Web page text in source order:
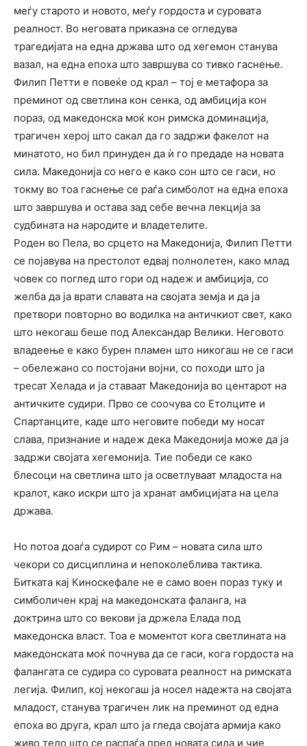
меѓу старото и новото, меѓу гордоста и суровата
реалност. Во неговата приказна се огледува
трагедијата на една држава што од хегемон станува
вазал, на една епоха што завршува со тивко гаснење.
Филип Петти е повеќе од крал – тој е метафора за
преминот од светлина кон сенка, од амбиција кон
пораз, од македонска моќ кон римска доминација,
трагичен херој што сакал да го задржи факелот на
минатото, но бил принуден да ѝ го предаде на новата
сила. Македонија со него е како сон што се гаси, но
токму во тоа гаснење се раѓа симболот на една епоха
што завршува и остава зад себе вечна лекција за
судбината на народите и владетелите.
Роден во Пела, во срцето на Македонија, Филип Петти
се појавува на престолот едвај полнолетен, како млад
човек со поглед што гори од надеж и амбиција, со
желба да ја врати славата на својата земја и да ја
претвори повторно во водилка на античкиот свет, како
што некогаш беше под Александар Велики. Неговото
владеење е како бурен пламен што никогаш не се гаси
– обележано со постојани војни, со походи што ја
тресат Хелада и ја ставаат Македонија во центарот на
античките судири. Прво се соочува со Етолците и
Спартанците, каде што неговите победи му носат
слава, признание и надеж дека Македонија може да ја
задржи својата хегемонија. Тие победи се како
блесоци на светлина што ја осветлуваат младоста на
кралот, како искри што ја хранат амбицијата на цела
држава.
Но потоа доаѓа судирот со Рим – новата сила што
чекори со дисциплина и непоколеблива тактика.
Битката кај Киноскефале не е само воен пораз туку и
симболичен крај на македонската фаланга, на
доктрина што со векови ја држела Елада под
македонска власт. Тоа е моментот кога светлината на
македонската моќ почнува да се гаси, кога гордоста на
фалангата се судира со суровата реалност на римската
легија. Филип, кој некогаш ја носел надежта на својата
младост, станува трагичен лик на преминот од една
епоха во друга, крал што ја гледа својата армија како
живо тело што се распаѓа пред новата сила и чие